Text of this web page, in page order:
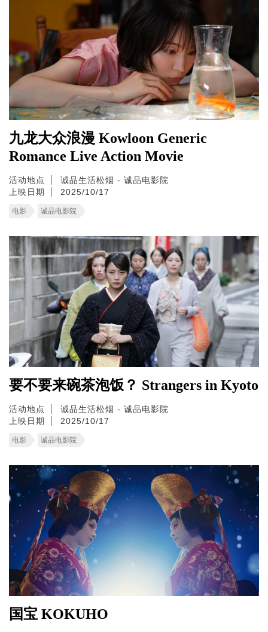
九龙大众浪漫 Kowloon Generic
Romance Live Action Movie
活动地点
诚品生活松烟 - 诚品电影院
上映日期
2025/10/17
电影 诚品电影院
要不要来碗茶泡饭？ Strangers in Kyoto
活动地点
诚品生活松烟 - 诚品电影院
上映日期
2025/10/17
电影 诚品电影院
国宝 KOKUHO